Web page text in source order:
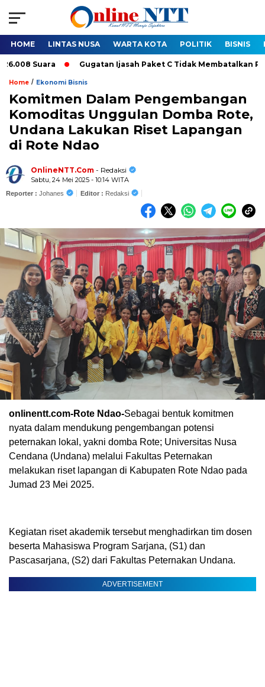
HOME LINTAS NUSA WARTA KOTA POLITIK BISNIS
Suara Gugatan Ijasah Paket C Tidak Membatalkan
Home / Ekonomi Bisnis
Komitmen Dalam Pengembangan
Komoditas Unggulan Domba Rote,
Undana Lakukan Riset Lapangan
di Rote Ndao
OnlineNTT.Com - Redaksi
Sabtu, 24 Mei 2025 - 10:14 WITA
Reporter : Johanes Editor : Redaksi
onlinentt.com-Rote Ndao-Sebagai bentuk komitmen
nyata dalam mendukung pengembangan potensi
peternakan lokal, yakni domba Rote; Universitas Nusa
Cendana (Undana) melalui Fakultas Peternakan
melakukan riset lapangan di Kabupaten Rote Ndao pada
Jumad 23 Mei 2025.
Kegiatan riset akademik tersebut menghadirkan tim dosen
beserta Mahasiswa Program Sarjana, (S1) dan
Pascasarjana, (S2) dari Fakultas Peternakan Undana.
ADVERTISEMENT